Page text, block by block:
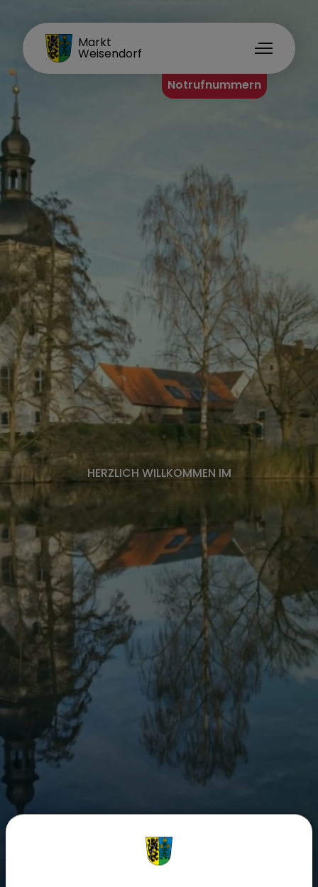
Markt
Weisendorf
Rathaus
Wahlen
Weisendorf Aktuell
Notrufnummern
virtuelles Amt
Standesamt
Friedhöfe
Marktgemeinderat
Seniorenbeirat
Behindertenbeauftragter
Wahl Ortssprecher
Ortsrecht (Satzungen und Verordnungen)
Bürgerversammlung
Wichtige Adressen
Fundbüro
Ver- und Entsorgung
HERZLICH WILLKOMMEN IM
FAMILIENORT
Notrufnummern